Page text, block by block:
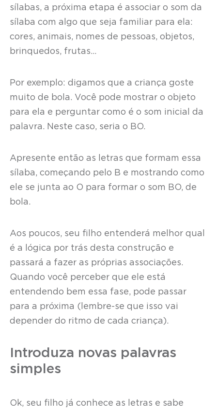
sílabas, a próxima etapa é associar o som da
sílaba com algo que seja familiar para ela:
cores, animais, nomes de pessoas, objetos,
brinquedos, frutas…
Por exemplo: digamos que a criança goste
muito de bola. Você pode mostrar o objeto
para ela e perguntar como é o som inicial da
palavra. Neste caso, seria o BO.
Apresente então as letras que formam essa
sílaba, começando pelo B e mostrando como
ele se junta ao O para formar o som BO, de
bola.
Aos poucos, seu filho entenderá melhor qual
é a lógica por trás desta construção e
passará a fazer as próprias associações.
Quando você perceber que ele está
entendendo bem essa fase, pode passar
para a próxima (lembre-se que isso vai
depender do ritmo de cada criança).
Introduza novas palavras
simples
Ok, seu filho já conhece as letras e sabe